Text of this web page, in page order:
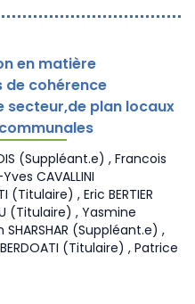
en matière
cohérence
secteur,de plan locaux
(Suppléant.e) , Francois
CAVALLINI
(Titulaire) , Eric BERTIER
(Titulaire) , Yasmine
(Suppléant.e) ,
(Titulaire) , Patrice